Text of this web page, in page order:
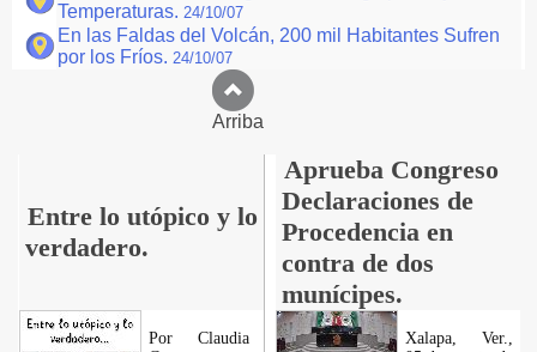
Temperaturas. 24/10/07
En las Faldas del Volcán, 200 mil Habitantes Sufren
por los Fríos. 24/10/07
Arriba
Entre lo utópico y lo
verdadero.
Aprueba Congreso
Declaraciones de
Procedencia en
contra de dos
munícipes.
Por Claudia
Xalapa, Ver.,